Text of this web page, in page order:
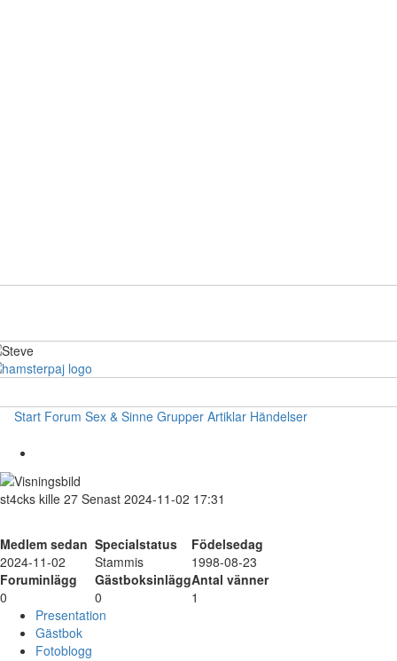
Start Forum Sex & Sinne Grupper Artiklar Händelser
st4cks kille 27 Senast 2024-11-02 17:31
Medlem sedan Specialstatus
Födelsedag
2024-11-02
Stammis
1998-08-23
Foruminlägg
GästboksinläggAntal vänner
0
0
1
Presentation
Gästbok
Fotoblogg